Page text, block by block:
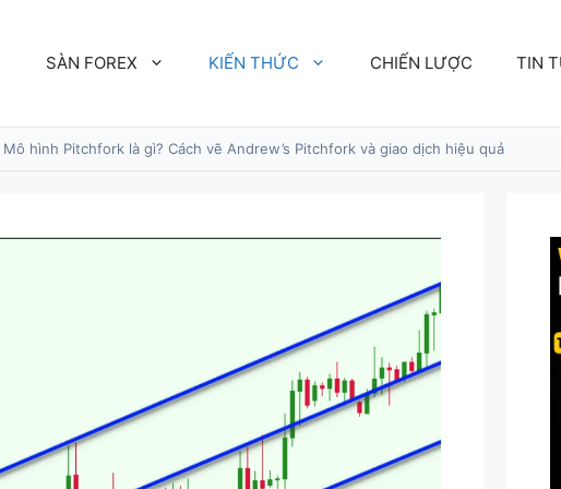
SÀN FOREX KIẾN THỨC CHIẾN LƯỢC TIN
Mô hình Pitchfork là gì? Cách vẽ Andrew’s Pitchfork và giao dịch hiệu quả